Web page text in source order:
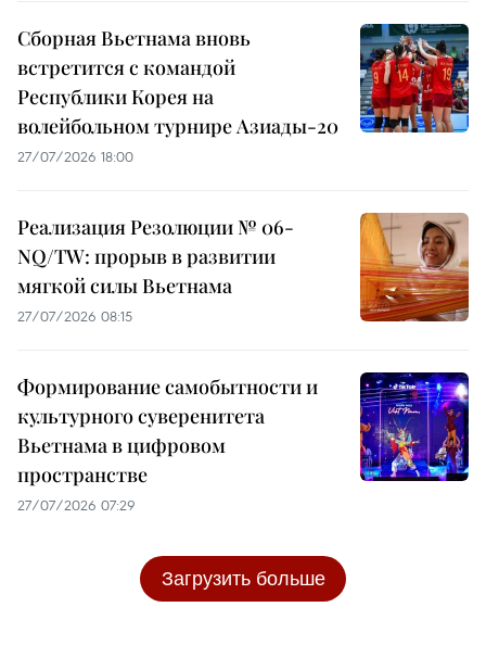
Сборная Вьетнама вновь
встретится с командой
Республики Корея на
волейбольном турнире Азиады-20
27/07/2026 18:00
Реализация Резолюции № 06-
NQ/TW: прорыв в развитии
мягкой силы Вьетнама
27/07/2026 08:15
Формирование самобытности и
культурного суверенитета
Вьетнама в цифровом
пространстве
27/07/2026 07:29
Загрузить больше